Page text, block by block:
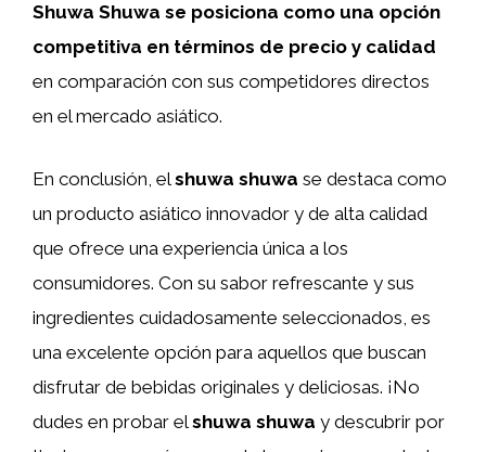
Shuwa Shuwa se posiciona como una opción
competitiva en términos de precio y calidad
en comparación con sus competidores directos
en el mercado asiático.
En conclusión, elshuwa shuwa se destaca como
un producto asiático innovador y de alta calidad
que ofrece una experiencia única a los
consumidores. Con su sabor refrescante y sus
ingredientes cuidadosamente seleccionados, es
una excelente opción para aquellos que buscan
disfrutar de bebidas originales y deliciosas. ¡No
dudes en probar elshuwa shuwa y descubrir por